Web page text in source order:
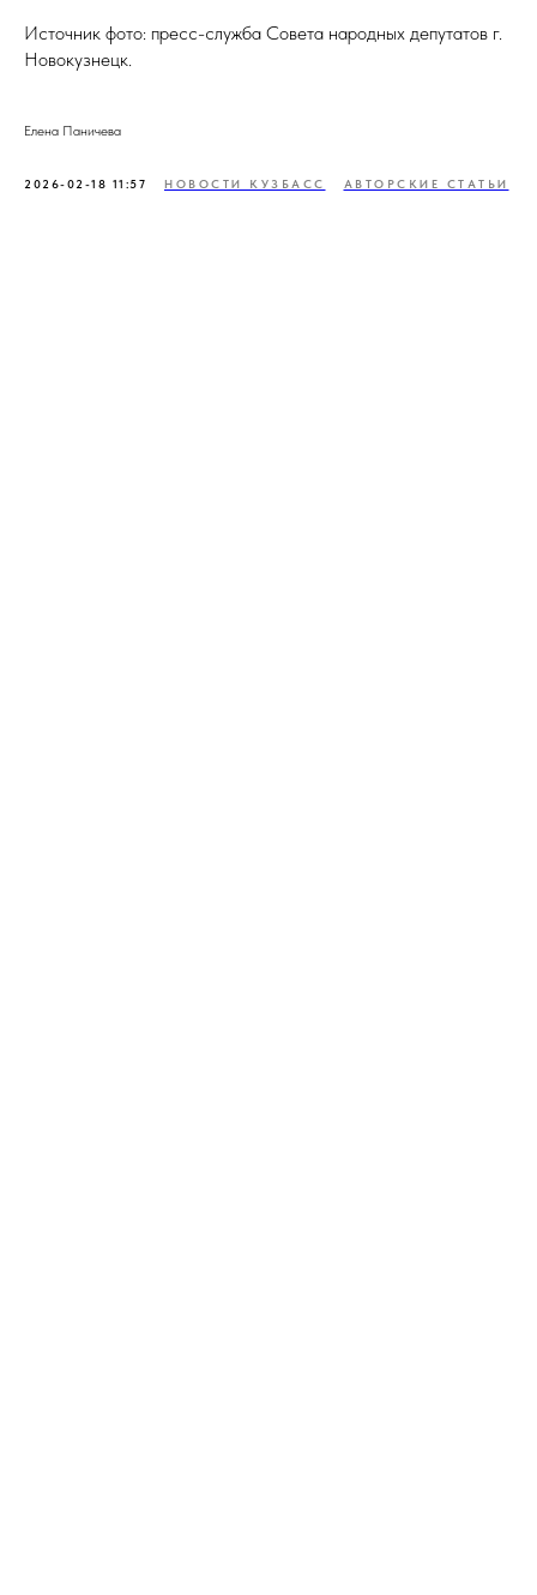
Источник фото: пресс-служба Совета народных депутатов г.
Новокузнецк.
Елена Паничева
2026-02-18 11:57 НОВОСТИ КУЗБАСС АВТОРСКИЕ СТАТЬИ